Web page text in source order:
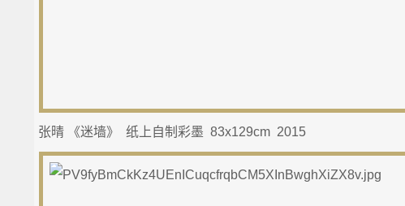
张晴 《迷墙》 纸上自制彩墨 83x129cm 2015